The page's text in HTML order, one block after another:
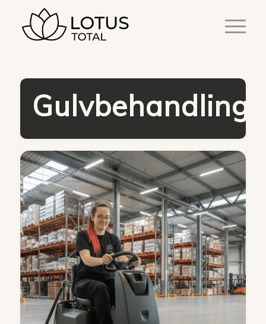
Gulvbehandling